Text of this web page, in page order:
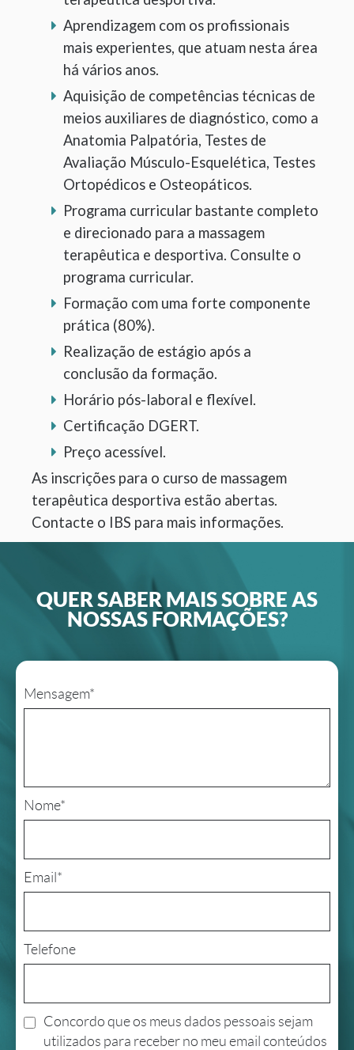
Aprendizagem com os profissionais
mais experientes, que atuam nesta área
há vários anos.
Aquisição de competências técnicas de
meios auxiliares de diagnóstico, como a
Anatomia Palpatória, Testes de
Avaliação Músculo-Esquelética, Testes
Ortopédicos e Osteopáticos.
Programa curricular bastante completo
e direcionado para a massagem
terapêutica e desportiva. Consulte o
programa curricular.
Formação com uma forte componente
prática (80%).
Realização de estágio após a
conclusão da formação.
Horário pós-laboral e flexível.
Certificação DGERT.
Preço acessível.
As inscrições para o curso de massagem
terapêutica desportiva estão abertas.
Contacte o IBS para mais informações.
QUER SABER MAIS SOBRE AS
NOSSAS FORMAÇÕES?
Mensagem*
Nome*
Email*
Telefone
Concordo que os meus dados pessoais sejam
utilizados para receber no meu email conteúdos